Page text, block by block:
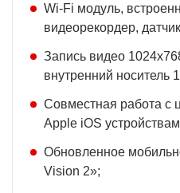
Wi-Fi модуль,
видеорекордер,
Запись видео
внутренний носитель
Совместная работа с
Apple iOS
Обновленное
Vision 2»;